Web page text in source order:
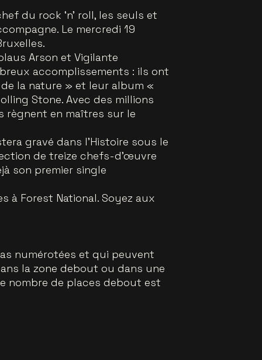
du rock ‘n’ roll, les seuls et
Le mercredi 19
Arson et Vigilante
accomplissements : ils ont
la nature » et leur album «
Stone. Avec des millions
règnent en maîtres sur le
gravé dans l’Histoire sous le
de treize chefs-d’œuvre
son premier single
à Forest National. Soyez aux
numérotées et qui peuvent
la zone debout ou dans une
nombre de places debout est